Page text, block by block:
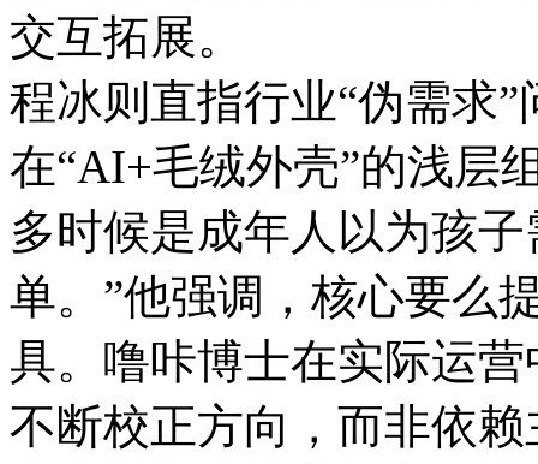
交互拓展。
程冰则直指行业“伪需求
在“AI+毛绒外壳”的浅层
多时候是成年人以为孩
单。”他强调，核心要么
具。噜咔博士在实际运
不断校正方向，而非依